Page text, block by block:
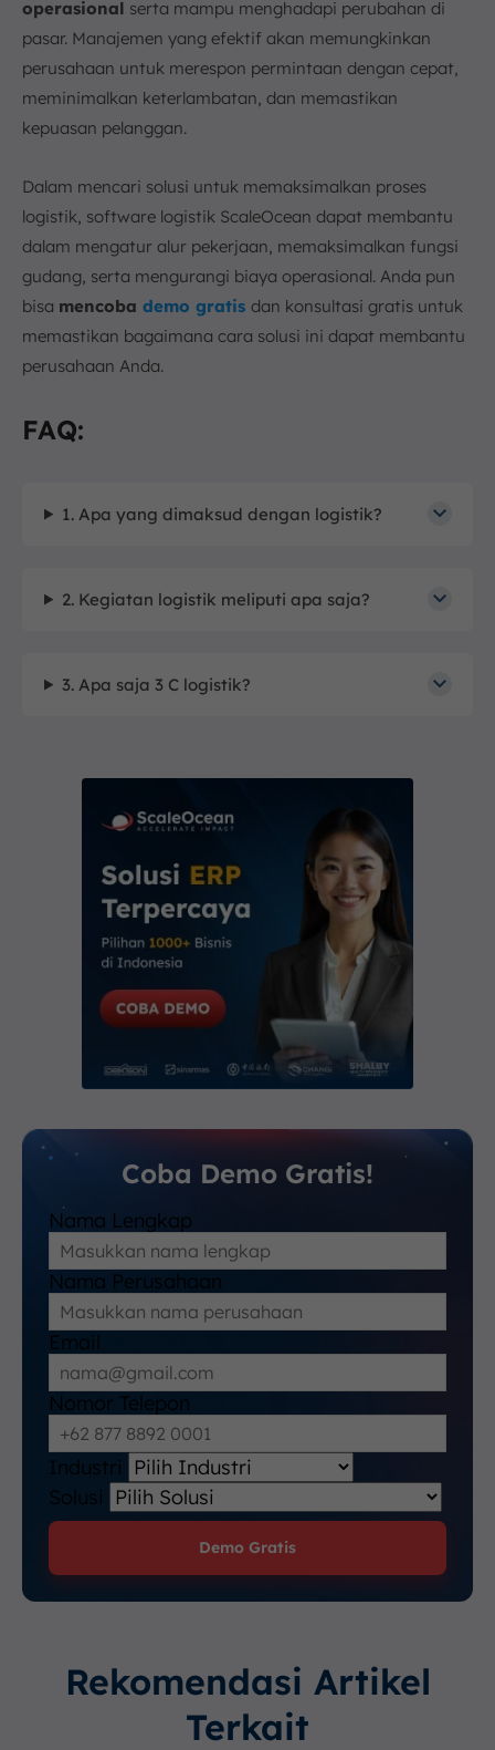
operasional serta mampu menghadapi perubahan di
pasar. Manajemen yang efektif akan memungkinkan
perusahaan untuk merespon permintaan dengan cepat,
meminimalkan keterlambatan, dan memastikan
kepuasan pelanggan.
Dalam mencari solusi untuk memaksimalkan proses
logistik, software logistik ScaleOcean dapat membantu
dalam mengatur alur pekerjaan, memaksimalkan fungsi
gudang, serta mengurangi biaya operasional. Anda pun
bisa mencoba demo gratis dan konsultasi gratis untuk
memastikan bagaimana cara solusi ini dapat membantu
perusahaan Anda.
FAQ:
1. Apa yang dimaksud dengan logistik?
2. Kegiatan logistik meliputi apa saja?
3. Apa saja 3 C logistik?
Coba Demo Gratis!
Nama Lengkap
Nama Perusahaan
Email
Nomor Telepon
Industri
Solusi
Demo Gratis
Rekomendasi Artikel
Terkait